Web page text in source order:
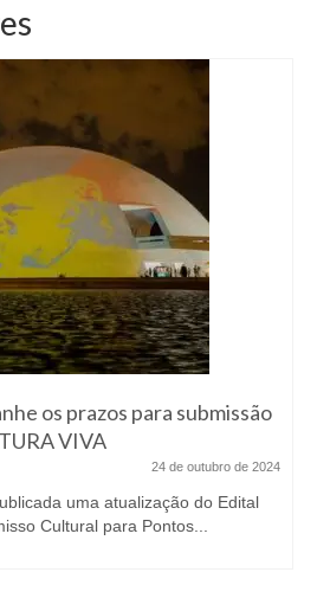
os prazos para submissão
VIVA
24 de outubro de 2024
uma atualização do Edital
Cultural para Pontos...